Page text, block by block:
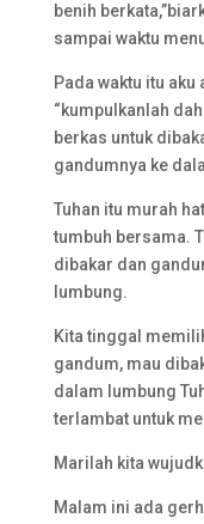
benih
sampai waktu
Pada waktu itu
“kumpulkanlah
berkas untuk
gandumnya ke
Tuhan itu murah
tumbuh bersama.
dibakar dan
lumbung.
Kita tinggal
gandum, mau
dalam lumbung
terlambat untuk
Marilah kita
Malam ini ada